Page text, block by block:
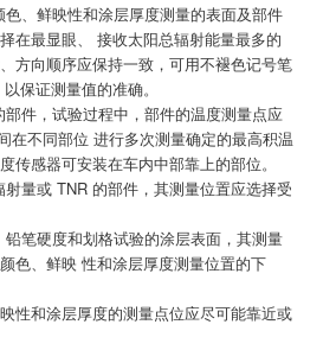
、鲜映性和涂层厚度测量的表面及部件
在最显眼、 接收太阳总辐射能量最多的
方向顺序应保持一致，可用不褪色记号笔
保证测量值的准确。
件，试验过程中，部件的温度测量点应
在不同部位 进行多次测量确定的最高积温
传感器可安装在车内中部靠上的部位。
量或 TNR 的部件，其测量位置应选择受
笔硬度和划格试验的涂层表面，其测量
色、鲜映 性和涂层厚度测量位置的下
性和涂层厚度的测量点位应尽可能靠近或